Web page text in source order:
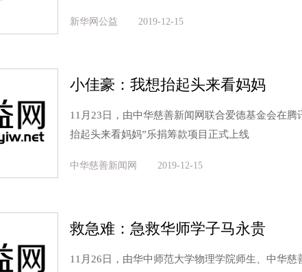
新华网公益 2019-12-15
小佳豪：我想抬起头来看妈妈
11月23日，由中华慈善新闻网联合爱德基金会在腾
抬起头来看妈妈”乐捐筹款项目正式上线
中华慈善新闻网 2019-12-15
救急难：急救华师学子马永贵
11月26日，由华中师范大学物理学院师生、中华